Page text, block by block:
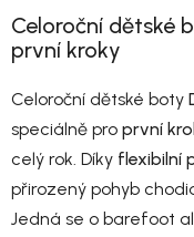
Celoroční dětské
první kroky
Celoroční dětské boty
speciálně pro první
celý rok. Díky flexibilní
přirozený pohyb
Jedná se o barefoot